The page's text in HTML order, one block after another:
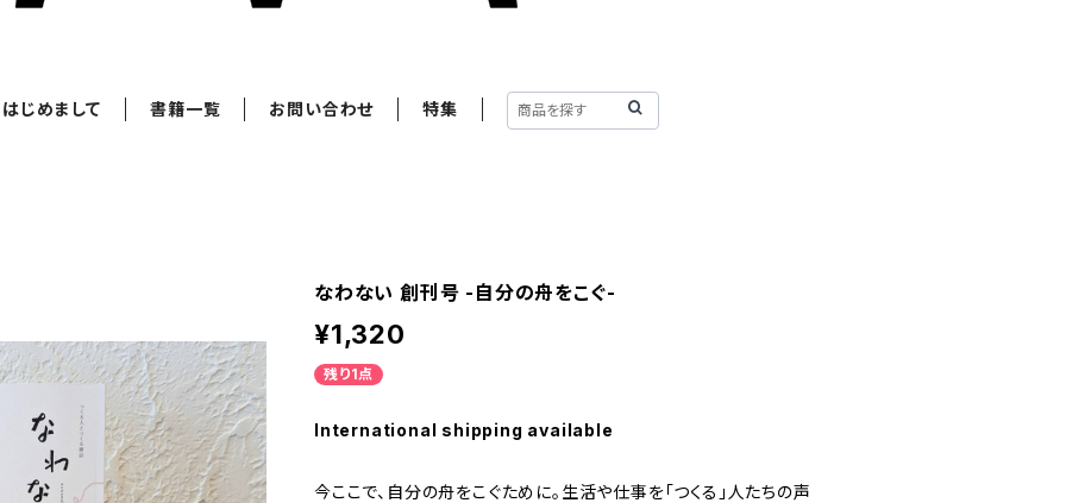
はじめまして 書籍一覧 お問い合わせ 特集
なわない 創刊号 -自分の舟をこぐ-
¥1,320
残り1点
International shipping available
今ここで、自分の舟をこぐために。生活や仕事を「つくる」人たちの声